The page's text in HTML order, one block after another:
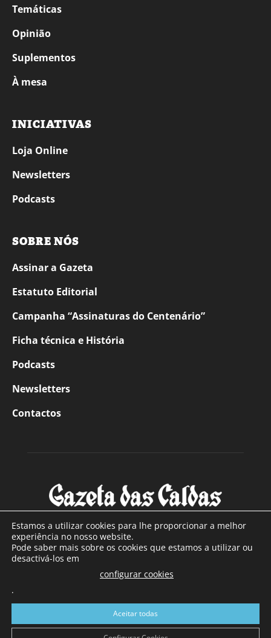
Temáticas
Opinião
Suplementos
À mesa
INICIATIVAS
Loja Online
Newsletters
Podcasts
SOBRE NÓS
Assinar a Gazeta
Estatuto Editorial
Campanha “Assinaturas do Centenário”
Ficha técnica e História
Podcasts
Newsletters
Contactos
SOBRE NÓS
Com sede nas Caldas da Rainha e mais de 90 anos de
a sul de distrito de Leiria, com mais de 40.000 leitores por
toda a região Oeste. Jornal com distribuição em Portugal
Continental e assinatura online.
Estamos a utilizar cookies para lhe proporcionar a melhor
experiência no nosso website.
Pode saber mais sobre os cookies que estamos a utilizar ou
desactivá-los em
configurar cookies
.
Aceitar todas